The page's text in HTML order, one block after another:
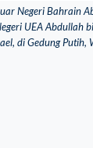
Negeri Bahrain
UEA Abdullah
di Gedung